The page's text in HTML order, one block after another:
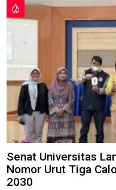
Senat Universitas
Nomor Urut Tiga
2030